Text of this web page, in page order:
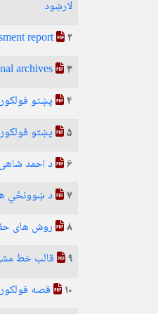
لارښود
2
Gender and social inclusion assessment report
3
4 پښتو
5 پښتو
6 د احمد
7 د ښوونځي
8 روش های
9 قالب خط
10 قصه